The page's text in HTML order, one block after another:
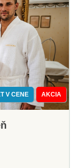
V CENE AKCIA